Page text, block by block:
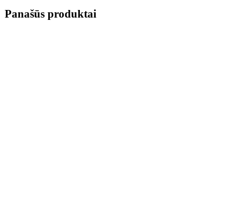
Panašūs produktai